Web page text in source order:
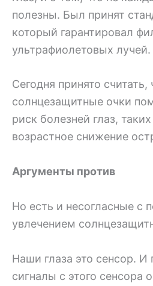
полезны. Был принят
который гарантировал
ультрафиолетовых лучей.
Сегодня принято считать,
солнцезащитные очки
риск болезней глаз,
возрастное снижение
Аргументы против
Но есть и несогласные с
увлечением
Наши глаза это сенсор.
сигналы с этого сенсора